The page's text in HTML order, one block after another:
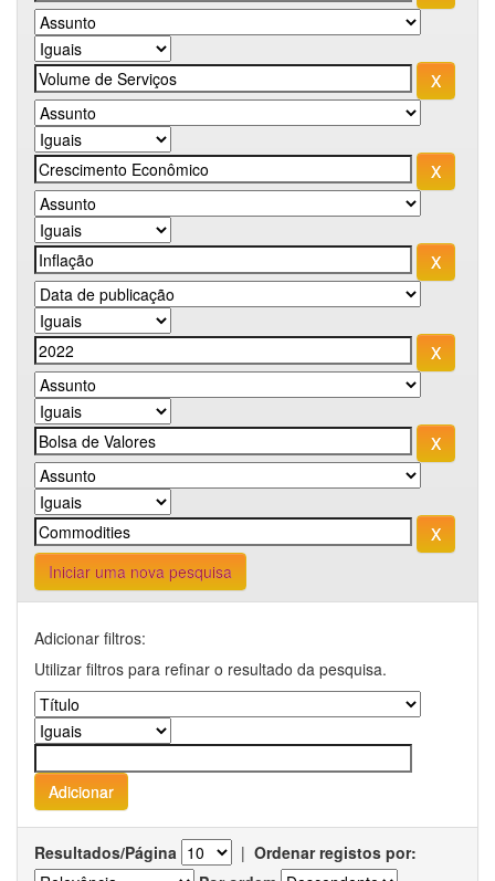
Iniciar uma nova pesquisa
Adicionar filtros:
Utilizar filtros para refinar o resultado da pesquisa.
Resultados/Página | Ordenar registos por: